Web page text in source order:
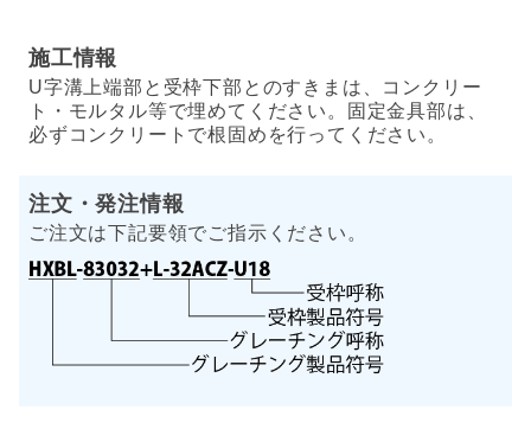
施工情報
U字溝上端部と受枠下部とのすきまは、コンクリー
ト・モルタル等で埋めてください。固定金具部は、
必ずコンクリートで根固めを行ってください。
注文・発注情報
ご注文は下記要領でご指示ください。